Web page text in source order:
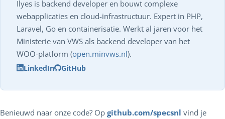
Ilyes is backend developer en bouwt complexe
webapplicaties en cloud-infrastructuur. Expert in PHP,
Laravel, Go en containerisatie. Werkt al jaren voor het
Ministerie van VWS als backend developer van het
WOO-platform (open.minvws.nl).
LinkedIn GitHub
Benieuwd naar onze code? Op github.com/specsnl vind je